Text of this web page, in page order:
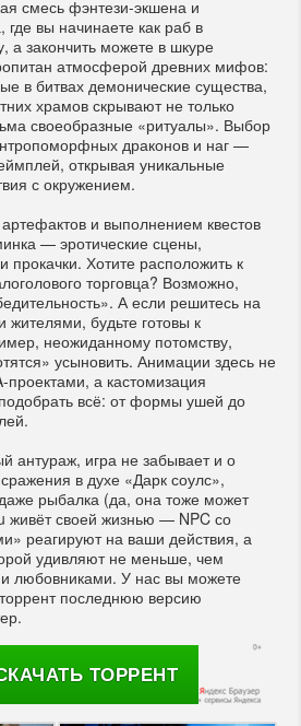
смесь фэнтези-экшена и
где вы начинаете как раб в
а закончить можете в шкуре
атмосферой древних мифов:
в битвах демонические существа,
храмов скрывают не только
своеобразные «ритуалы». Выбор
драконов и наг —
открывая уникальные
с окружением.
и выполнением квестов
— эротические сцены,
прокачки. Хотите расположить к
торговца? Возможно,
А если решитесь на
будьте готовы к
неожиданному потомству,
усыновить. Анимации здесь не
проектами, а кастомизация
всё: от формы ушей до
антураж, игра не забывает и о
в духе «Дарк соулс»,
рыбалка (да, она тоже может
живёт своей жизнью — NPC со
реагируют на ваши действия, а
удивляют не меньше, чем
любовниками. У нас вы можете
последнюю версию
ТОРРЕНТ